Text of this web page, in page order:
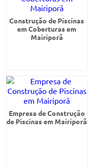
Construção de Piscinas
em Coberturas em
Mairiporã
Empresa de Construção
de Piscinas em Mairiporã